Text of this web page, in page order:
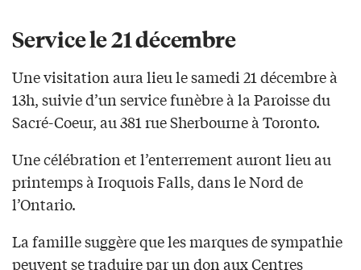
Service le 21 décembre
Une visitation aura lieu le samedi 21 décembre à
13h, suivie d’un service funèbre à la Paroisse du
Sacré-Coeur, au 381 rue Sherbourne à Toronto.
Une célébration et l’enterrement auront lieu au
printemps à Iroquois Falls, dans le Nord de
l’Ontario.
La famille suggère que les marques de sympathie
peuvent se traduire par un don aux Centres